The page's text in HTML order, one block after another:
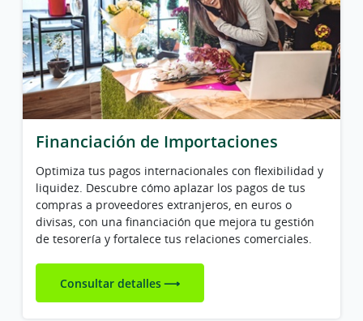
Financiación de Importaciones
Optimiza tus pagos internacionales con flexibilidad y
liquidez. Descubre cómo aplazar los pagos de tus
compras a proveedores extranjeros, en euros o
divisas, con una financiación que mejora tu gestión
de tesorería y fortalece tus relaciones comerciales.
Consultar detalles